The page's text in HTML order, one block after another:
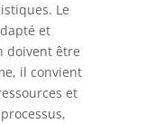
Le
et
doivent être
il convient
et